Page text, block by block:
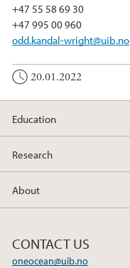
+47 55 58 69 30
+47 995 00 960
odd.kandal-wright@uib.no
20.01.2022
Education
Research
About
CONTACT US
oneocean@uib.no